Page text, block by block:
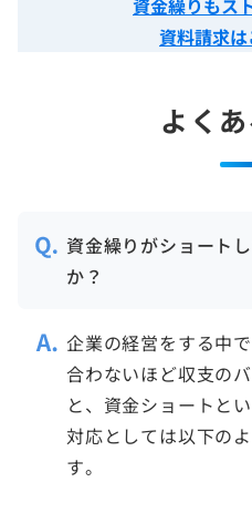
資料請求
よく
資金繰りがショート
か？
企業の経営をする中
合わないほど収支の
と、資金ショートと
対応としては以下の
す。